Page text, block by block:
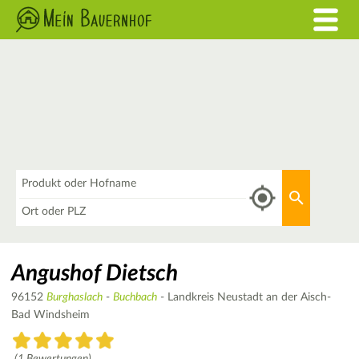
Angushof Dietsch
96152 Burghaslach - Buchbach - Landkreis Neustadt an der Aisch-
Bad Windsheim